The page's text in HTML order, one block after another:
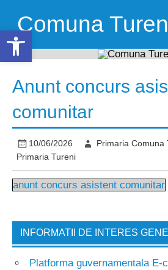
Open toolbar
contentComuna
Anunt concurs
comunitar
10/06/2026 Primaria Comuna
Primaria Tureni
anunt concurs asistent comunitar
INFORMATII DE INTERES
Platforma guvernamentala E-